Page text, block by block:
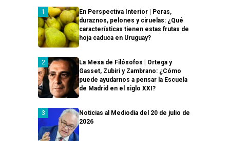
En Perspectiva Interior | Peras,
duraznos, pelones y ciruelas: ¿Qué
características tienen estas frutas de
hoja caduca en Uruguay?
La Mesa de Filósofos | Ortega y
Gasset, Zubiri y Zambrano: ¿Cómo
puede ayudarnos a pensar la Escuela
de Madrid en el siglo XXI?
Noticias al Mediodía del 20 de julio de
2026